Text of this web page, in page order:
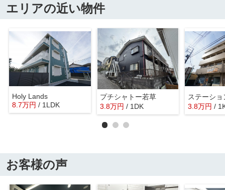
エリアの近い物件
Holy Lands
8.7万円 / 1LDK
プチシャトー若草
3.8万円 / 1DK
ステーシ
3.8万円 /
お客様の声